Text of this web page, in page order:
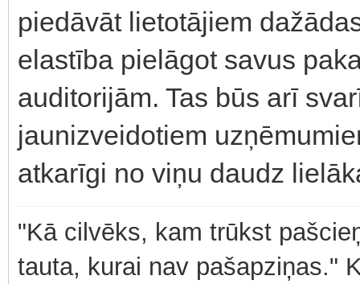
piedāvāt lietotājiem
elastība pielāgot savus
auditorijām. Tas būs arī
jaunizveidotiem
atkarīgi no viņu daudz
"Kā cilvēks, kam trūkst
tauta, kurai nav pašapziņas."